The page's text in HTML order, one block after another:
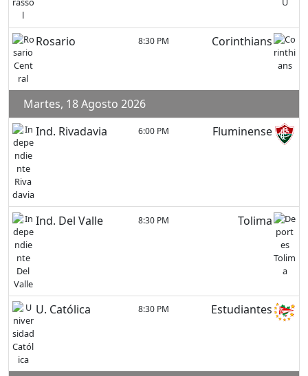
Rosario 8:30 PM Corinthians
Martes, 18 Agosto 2026
Ind. Rivadavia
6:00 PM Fluminense
Ind. Del Valle 8:30 PM Tolima
U. Católica 8:30 PM Estudiantes